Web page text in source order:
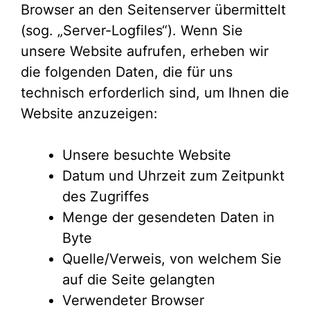
Browser an den Seitenserver übermittelt
(sog. „Server-Logfiles“). Wenn Sie
unsere Website aufrufen, erheben wir
die folgenden Daten, die für uns
technisch erforderlich sind, um Ihnen die
Website anzuzeigen:
Unsere besuchte Website
Datum und Uhrzeit zum Zeitpunkt
des Zugriffes
Menge der gesendeten Daten in
Byte
Quelle/Verweis, von welchem Sie
auf die Seite gelangten
Verwendeter Browser